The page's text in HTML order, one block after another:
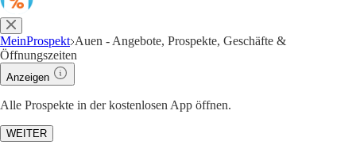
MeinProspekt Auen - Angebote, Prospekte, Geschäfte &
Öffnungszeiten
Anzeigen
Alle Prospekte in der kostenlosen App öffnen.
WEITER